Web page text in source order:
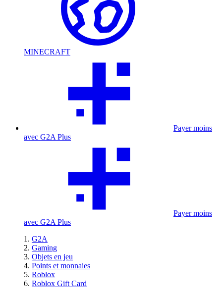
MINECRAFT
Payer moins
avec G2A Plus
Payer moins
avec G2A Plus
G2A
Gaming
Objets en jeu
Points et monnaies
Roblox
Roblox Gift Card